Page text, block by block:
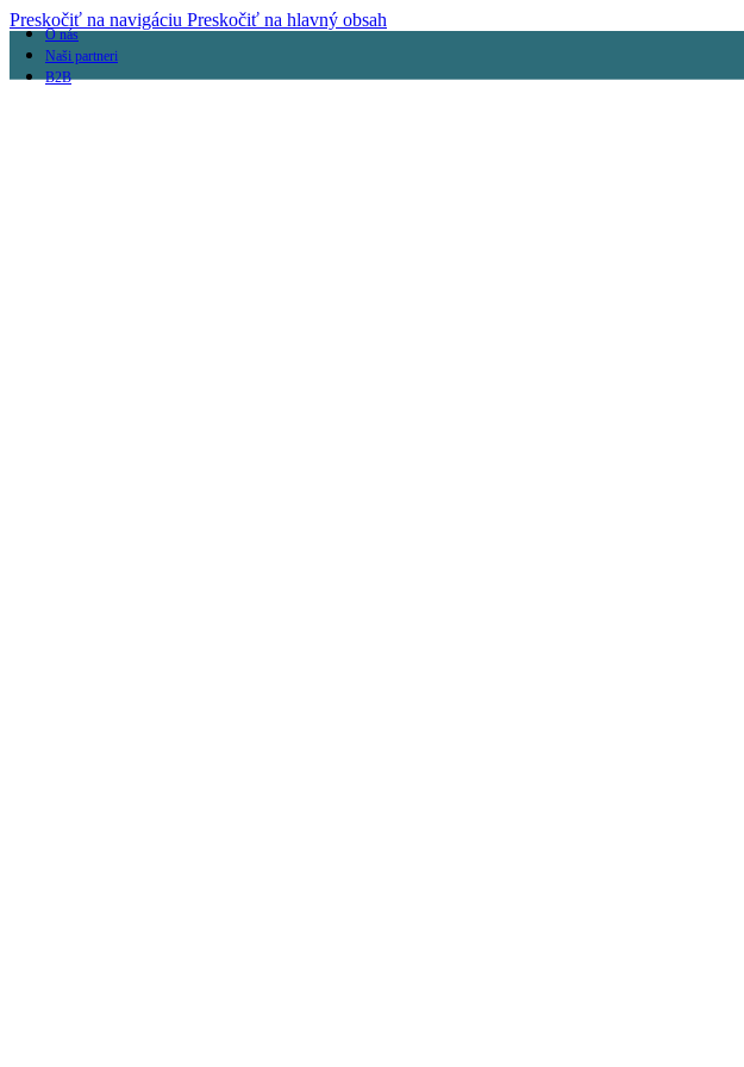
Preskočiť na navigáciu Preskočiť na hlavný obsah
O nás
Naši partneri
B2B